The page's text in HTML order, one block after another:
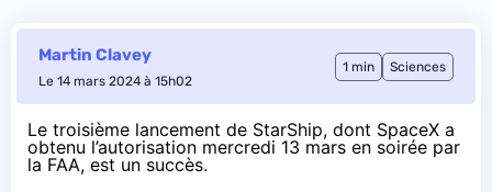
Martin Clavey
Le 14 mars 2024 à 15h02
1 min Sciences
Le troisième lancement de StarShip, dont SpaceX a
obtenu l’autorisation mercredi 13 mars en soirée par
la FAA, est un succès.